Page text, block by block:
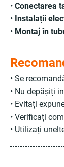
• Conectarea
• Instalații
• Montaj în
• Se
• Nu depășiți
• Evitați
• Verificați
• Utilizați